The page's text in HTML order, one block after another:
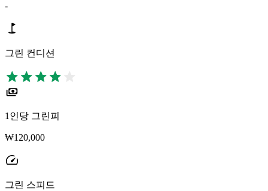
-
그린 컨디션
1인당 그린피
₩120,000
그린 스피드